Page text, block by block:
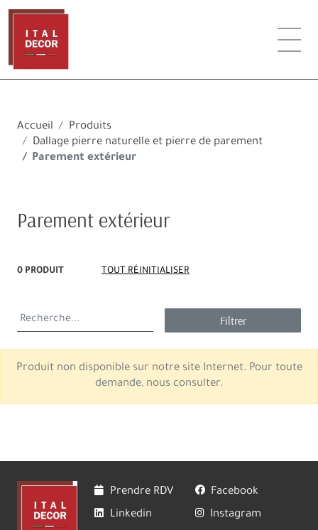
Accueil
Produits
Dallage pierre naturelle et pierre de parement
Parement extérieur
Parement extérieur
0 PRODUIT TOUT RÉINITIALISER
Filtrer
Produit non disponible sur notre site Internet. Pour toute
demande, nous consulter.
Prendre RDV
Facebook
Linkedin
Instagram